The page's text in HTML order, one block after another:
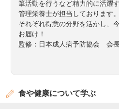
筆活動を行うなど精力的に活躍
管理栄養士が担当しております。
それぞれ得意の分野を活かし、
お届け！
監修：日本成人病予防協会 会
食や健康について学ぶ